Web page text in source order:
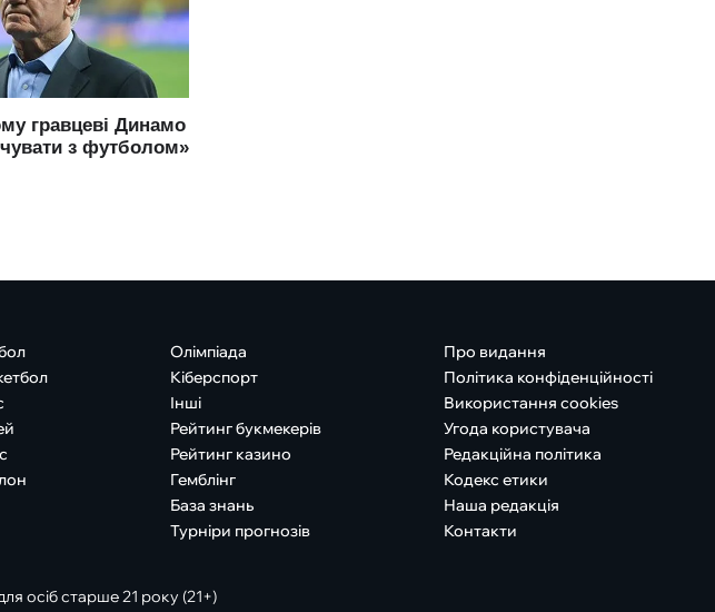
Олімпіада
Кіберспорт
Інші
Рейтинг букмекерів
Рейтинг казино
Гемблінг
База знань
Турніри прогнозів
Про видання
Політика конфіденційності
Використання cookies
Угода користувача
Редакційна політика
Кодекс етики
Наша редакція
Контакти
осіб старше 21 року (21+)